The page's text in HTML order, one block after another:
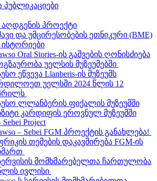
პუბლიკაციები
აღდგენის პროექტი
და უმცირესობების ეთნიკური (BME)
ისტორიები
Oral Stories-ის გაშვების ღონისძიება
უელსის მუზეუმებში
ეწვევა Llanberis-ის მუზეუმს
უელსში 2024 წლის 12
ლლანბერის ფიქალის მუზეუმში
კარდიფის ეროვნულ მუზეუმში
Sebei Project
– Sebei FGM პროექტის განახლება!
თემების დაკავშირება FGM-ის
მომხმარებელთა ჩართულობა
ივლისი